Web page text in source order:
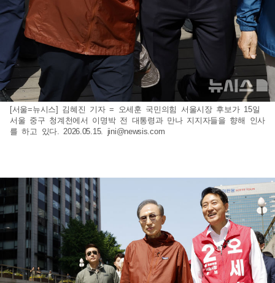
[서울=뉴시스] 김혜진 기자 = 오세훈 국민의힘 서울시장 후보가 15일
서울 중구 청계천에서 이명박 전 대통령과 만나 지지자들을 향해 인사
를 하고 있다. 2026.05.15. jini@newsis.com